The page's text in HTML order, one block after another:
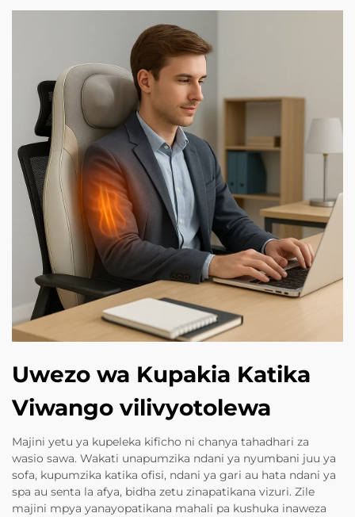
Uwezo wa Kupakia Katika
Viwango vilivyotolewa
Majini yetu ya kupeleka kificho ni chanya tahadhari za
wasio sawa. Wakati unapumzika ndani ya nyumbani juu ya
sofa, kupumzika katika ofisi, ndani ya gari au hata ndani ya
spa au senta la afya, bidha zetu zinapatikana vizuri. Zile
majini mpya yanayopatikana mahali pa kushuka inaweza